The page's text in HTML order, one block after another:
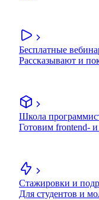
Бесплатные
Рассказывают и
Школа
Готовим frontend- и
Стажировки и
Для студентов и